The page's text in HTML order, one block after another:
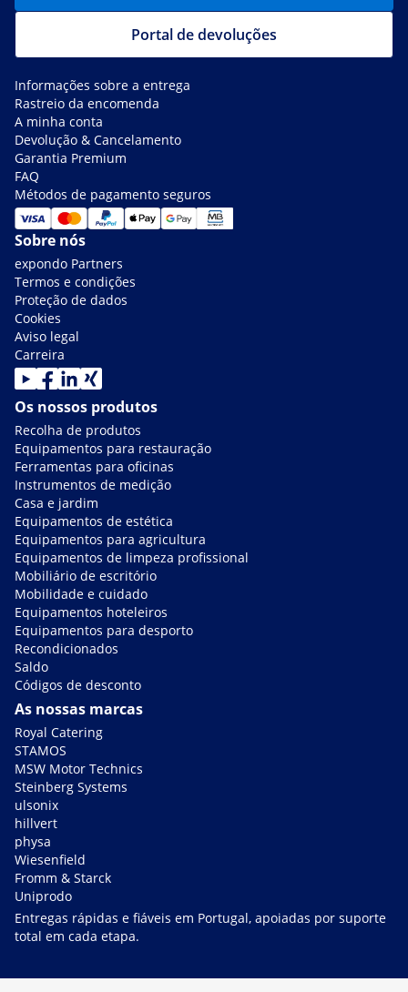
Portal de devoluções
Informações sobre a entrega
Rastreio da encomenda
A minha conta
Devolução & Cancelamento
Garantia Premium
FAQ
Métodos de pagamento seguros
Sobre nós
expondo Partners
Termos e condições
Proteção de dados
Cookies
Aviso legal
Carreira
Os nossos produtos
Recolha de produtos
Equipamentos para restauração
Ferramentas para oficinas
Instrumentos de medição
Casa e jardim
Equipamentos de estética
Equipamentos para agricultura
Equipamentos de limpeza profissional
Mobiliário de escritório
Mobilidade e cuidado
Equipamentos hoteleiros
Equipamentos para desporto
Recondicionados
Saldo
Códigos de desconto
As nossas marcas
Royal Catering
STAMOS
MSW Motor Technics
Steinberg Systems
ulsonix
hillvert
physa
Wiesenfield
Fromm & Starck
Uniprodo
Entregas rápidas e fiáveis em Portugal, apoiadas por suporte
total em cada etapa.